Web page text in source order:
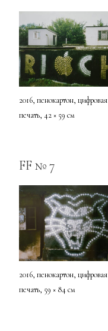
2016, пенокартон, цифровая
печать, 42 × 59 см
FF № 7
2016, пенокартон, цифровая
печать, 59 × 84 см